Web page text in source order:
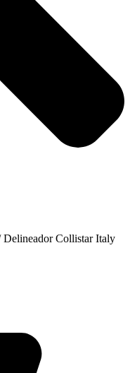
Delineador Collistar Italy